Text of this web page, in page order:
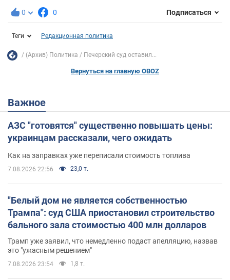
0 0 Подписаться
Теги Редакционная политика
(Архив) Политика Печерский суд оставил...
Вернуться на главную OBOZ
Важное
АЗС "готовятся" существенно повышать цены:
украинцам рассказали, чего ожидать
Как на заправках уже переписали стоимость топлива
7.08.2026 22:56 23,0 т.
"Белый дом не является собственностью
Трампа": суд США приостановил строительство
бального зала стоимостью 400 млн долларов
Трамп уже заявил, что немедленно подаст апелляцию, назвав
это "ужасным решением"
7.08.2026 23:54 1,8 т.